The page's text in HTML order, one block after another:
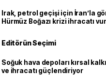
Irak, petrol geçişi için İran’la
Hürmüz Boğazı krizi ihracatı
Editörün Seçimi
Soğuk hava depoları kırsal
ve ihracatı güçlendiriyor